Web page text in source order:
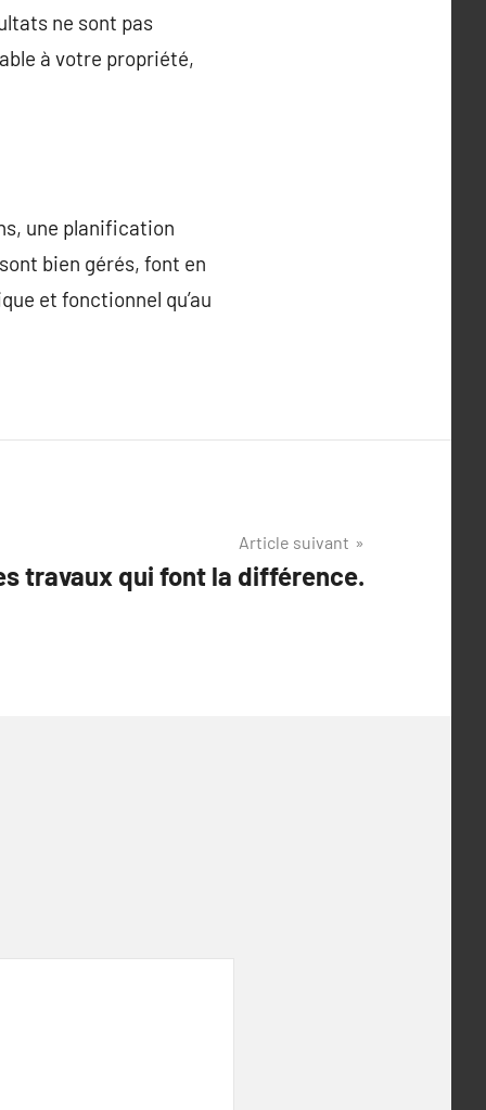
ne sont pas
à votre propriété,
une planification
bien gérés, font en
et fonctionnel qu’au
Article suivant
travaux qui font la différence.